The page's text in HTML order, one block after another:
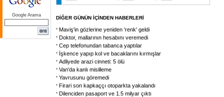
Google Arama DİĞER GÜNÜN İÇİNDEN HABERLERİ
Maviş'in gözlerine yeniden 'renk' geldi
Doktor, mallarının hesabını veremedi
Cep telefonundan tabanca yaptılar
İşkence yapıp kol ve bacaklarını kırmışlar
Adliyede arazi cinneti: 5 ölü
Van'da kanlı misilleme
Yavrusunu göremedi
Firari son kapkaççı otoparkta yakalandı
Dilenciden pasaport ve 1.5 milyar çıktı